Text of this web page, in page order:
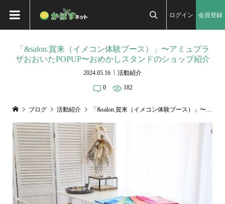

ログイン 会員登録
「&salon.賀来（イメコン体験ブース）」〜アミュプラ
ザおおいたPOPUP〜おめかしスタンドのショップ紹介
2024.05.16 活動紹介
0 182
ブログ 活動紹介 「&salon.賀来（イメコン体験ブース）」〜アミュプラザおおいたPOPUP〜おめかしスタンドのショップ紹介